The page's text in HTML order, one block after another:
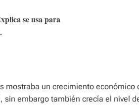
se usa para
mostraba un crecimiento económico
sin embargo también crecía el nivel